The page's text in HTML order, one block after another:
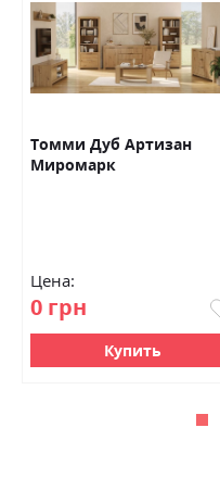
Томми Дуб Артизан
Миромарк
Цена:
0 грн
Купить